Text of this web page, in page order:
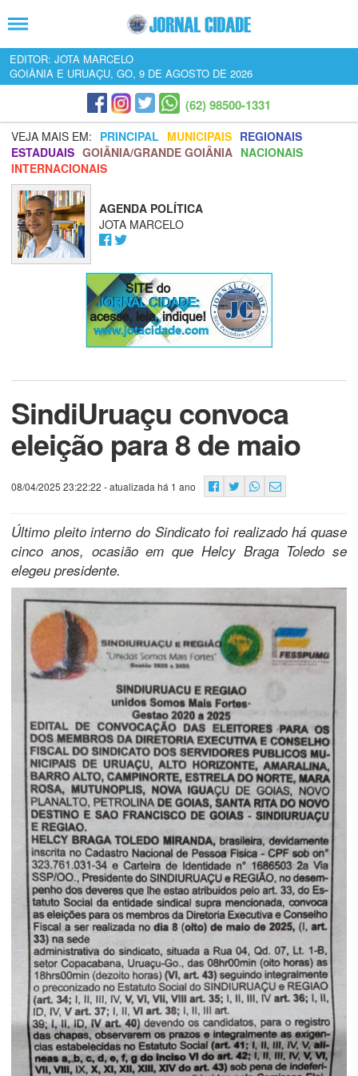
EDITOR: JOTA MARCELO
GOIÂNIA E URUAÇU, GO, 9 DE AGOSTO DE 2026
(62) 98500-1331
VEJA MAIS EM: PRINCIPAL MUNICIPAIS REGIONAIS
ESTADUAIS GOIÂNIA/GRANDE GOIÂNIA NACIONAIS
INTERNACIONAIS
AGENDA POLÍTICA
JOTA MARCELO
SindiUruaçu convoca
eleição para 8 de maio
08/04/2025 23:22:22 - atualizada há 1 ano
Último pleito interno do Sindicato foi realizado há quase
cinco anos, ocasião em que Helcy Braga Toledo se
elegeu presidente.